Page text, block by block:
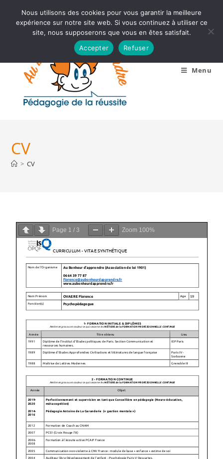
Menu
CV
> CV
Page 1 /3 Zoom 100%
Nous utilisons des cookies pour vous garantir la meilleure
expérience sur notre site web. Si vous continuez à utiliser ce
site, nous supposerons que vous en êtes satisfait.
Accepter
Refuser